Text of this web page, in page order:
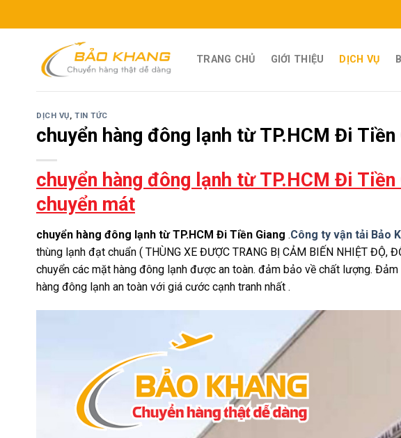
to
TRANG CHỦ GIỚI THIỆU DỊCH VỤ
DỊCH VỤ,TIN TỨC
chuyển hàng đông lạnh từ TP.HCM Đi Tiền
chuyển hàng đông lạnh từ TP.HCM Đi Tiền
chuyển mát
chuyển hàng đông lạnh từ TP.HCM Đi Tiền Giang .Công ty vận tải Bảo
thùng lạnh đạt chuẩn ( THÙNG XE ĐƯỢC TRANG BỊ CẢM BIẾN NHIỆT ĐỘ,
chuyển các mặt hàng đông lạnh được an toàn. đảm bảo về chất lượng.
hàng đông lạnh an toàn với giá cước cạnh tranh nhất .